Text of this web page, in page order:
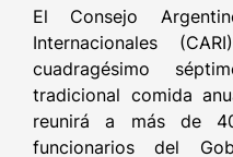
El Consejo
Internacionales
cuadragésimo
tradicional comida
reunirá a más de
funcionarios del